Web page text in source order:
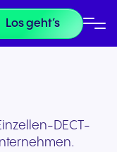
Los geht’s
DECT-